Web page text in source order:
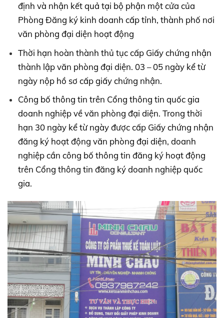
định và nhận kết quả tại bộ phận một cửa của
Phòng Đăng ký kinh doanh cấp tỉnh, thành phố nơi
văn phòng đại diện hoạt động
Thời hạn hoàn thành thủ tục cấp Giấy chứng nhận
thành lập văn phòng đại diện. 03 – 05 ngày kể từ
ngày nộp hồ sơ cấp giấy chứng nhận.
Công bố thông tin trên Cổng thông tin quốc gia
doanh nghiệp về văn phòng đại diện. Trong thời
hạn 30 ngày kể từ ngày được cấp Giấy chứng nhận
đăng ký hoạt động văn phòng đại diện, doanh
nghiệp cần công bố thông tin đăng ký hoạt động
trên Cổng thông tin đăng ký doanh nghiệp quốc
gia.